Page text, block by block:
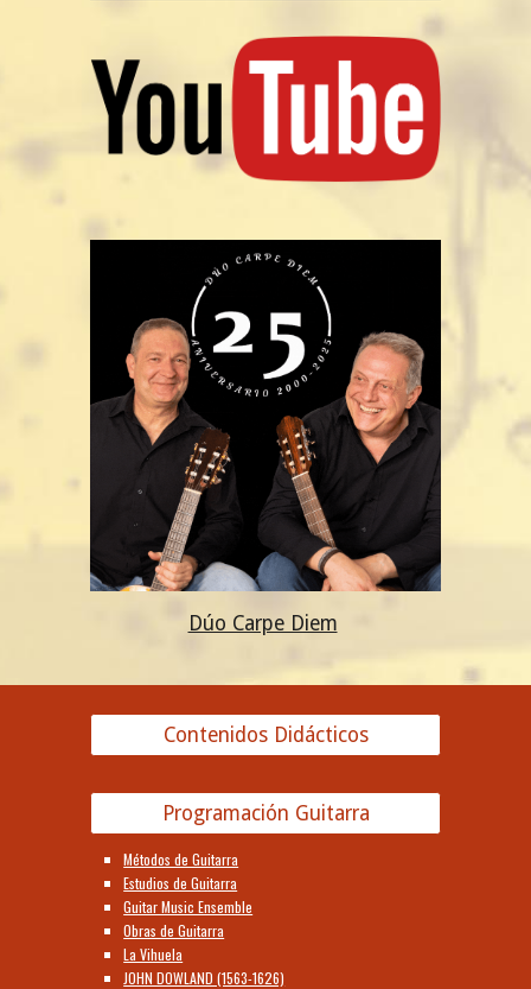
Dúo Carpe Diem
Contenidos Didácticos
Programación Guitarra
Métodos de Guitarra
Estudios de Guitarra
Guitar Music Ensemble
Obras de Guitarra
La Vihuela
JOHN DOWLAND (1563-1626)